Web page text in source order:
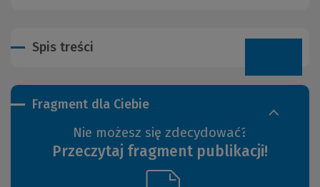
Fragment dla Ciebie
Nie możesz się zdecydować?
Przeczytaj fragment publikacji!
Spis treści